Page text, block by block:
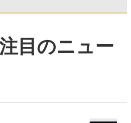
目のニュー